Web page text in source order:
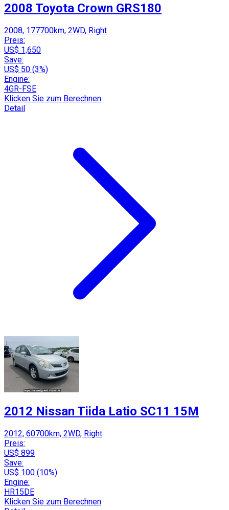
2008 Toyota Crown GRS180
2008, 177700km, 2WD, Right
Preis:
US$ 1,650
Save:
US$ 50 (3%)
Engine:
4GR-FSE
Klicken Sie zum Berechnen
Detail
2012 Nissan Tiida Latio SC11 15M
2012, 60700km, 2WD, Right
Preis:
US$ 899
Save:
US$ 100 (10%)
Engine:
HR15DE
Klicken Sie zum Berechnen